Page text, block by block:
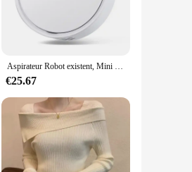
furniture and in tight
broom is not only a
and individuals
Aspirateur Robot existent, Mini Machine de Livres Intelligente, Rechargeable par USB, Balayage, Appareils
€25.67